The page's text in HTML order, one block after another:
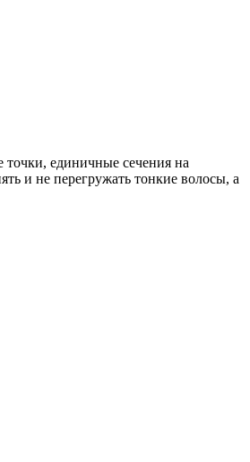
единичные сечения на
и не перегружать тонкие волосы, а